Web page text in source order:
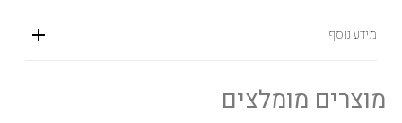
מידע נוסף
מוצרים מומלצים